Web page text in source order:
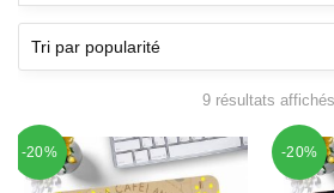
9 résultats affichés
-20% -20%